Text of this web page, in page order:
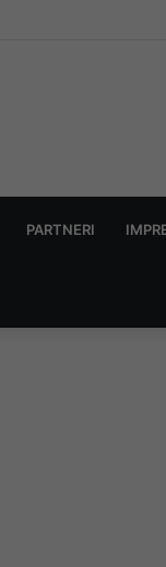
PARTNERI